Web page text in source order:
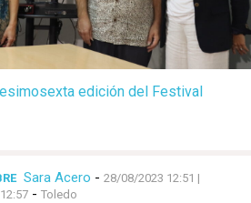
edición del Festival
Sara Acero - 28/08/2023 12:51 |
- Toledo